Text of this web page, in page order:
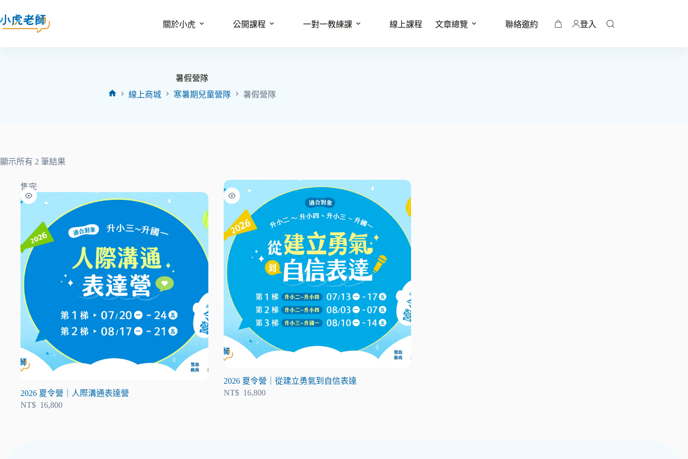
關於小虎 公開課程 一對一教練課 線上課程 文章總覽 聯絡邀約 登入
暑假營隊
線上商城
寒暑期兒童營隊 暑假營隊
顯示所有 2 筆結果
售完
2026 夏令營｜人際溝通表達營
NT$ 16,800
2026 夏令營｜從建立勇氣到自信表達
NT$ 16,800